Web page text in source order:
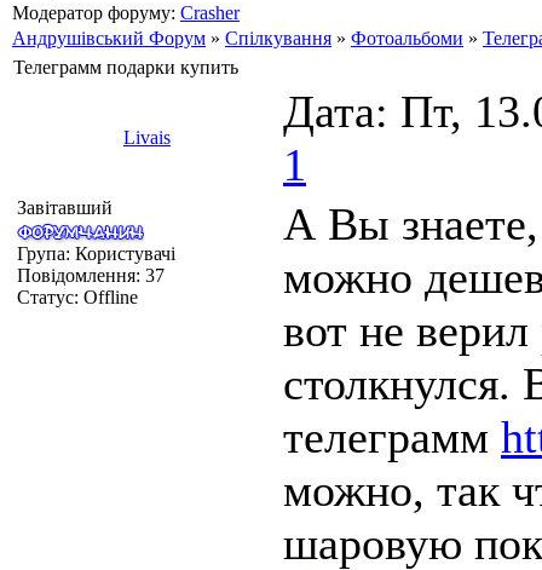
Модератор форуму: Crasher
Андрушівський Форум » Спілкування » Фотоальбоми »
Телеграмм подарки купить
Livais
Дата: Пт,
1
Завітавший
Група: Користувачі
Повідомлення: 37
Статус: Offline
А Вы знаете,
можно
вот не
столкнулся.
телеграмм
можно, так
шаровую